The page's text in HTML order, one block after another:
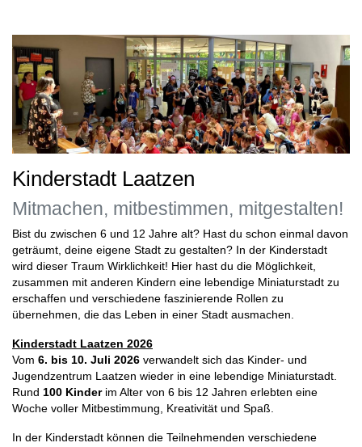
Kinderstadt Laatzen
Mitmachen, mitbestimmen, mitgestalten!
Bist du zwischen 6 und 12 Jahre alt? Hast du schon einmal davon
geträumt, deine eigene Stadt zu gestalten? In der Kinderstadt
wird dieser Traum Wirklichkeit! Hier hast du die Möglichkeit,
zusammen mit anderen Kindern eine lebendige Miniaturstadt zu
erschaffen und verschiedene faszinierende Rollen zu
übernehmen, die das Leben in einer Stadt ausmachen.
Kinderstadt Laatzen 2026
Vom 6. bis 10. Juli 2026 verwandelt sich das Kinder- und
Jugendzentrum Laatzen wieder in eine lebendige Miniaturstadt.
Rund 100 Kinderim Alter von 6 bis 12 Jahren erlebten eine
Woche voller Mitbestimmung, Kreativität und Spaß.
In der Kinderstadt können die Teilnehmenden verschiedene